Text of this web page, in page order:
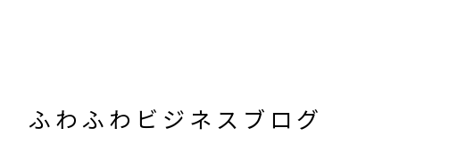
ふわふわビジネスブログ